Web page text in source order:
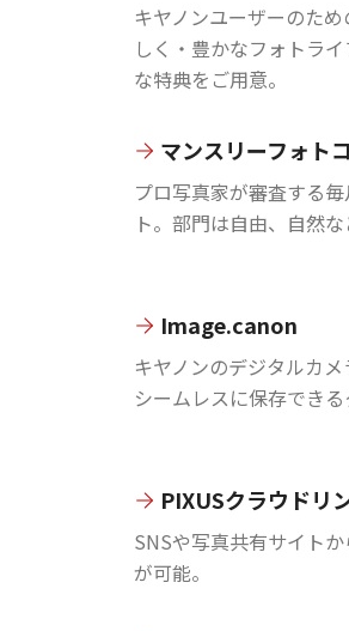
キヤノンユーザーのた
しく・豊かなフォトラ
な特典をご用意。
マンスリーフォト
プロ写真家が審査する
ト。部門は自由、自然な
Image.canon
キヤノンのデジタルカ
シームレスに保存できる
PIXUSクラウドリ
SNSや写真共有サイト
が可能。